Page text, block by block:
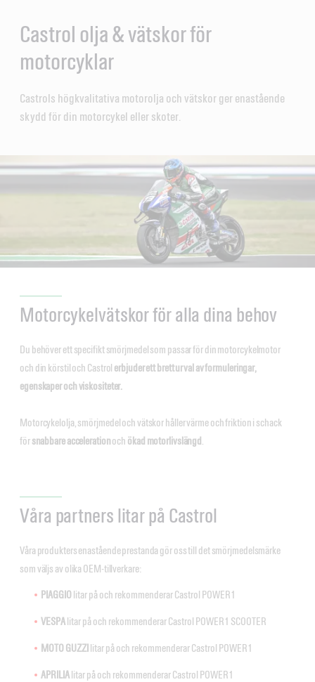
Castrol olja & vätskor för
motorcyklar
Castrols högkvalitativa motorolja och vätskor ger enastående
skydd för din motorcykel eller skoter.
Motorcykelvätskor för alla dina behov
Du behöver ett specifikt smörjmedel som passar för din motorcykelmotor
och din körstil och Castrol erbjuder ett brett urval av formuleringar,
egenskaper och viskositeter.
Motorcykelolja, smörjmedel och vätskor håller värme och friktion i schack
försnabbare accelerationoch ökad motorlivslängd
Våra partners litar på Castrol
Våra produkters enastående prestanda gör oss till det smörjmedelsmärke
som väljs av olika OEM-tillverkare:
PIAGGIO litar på och rekommenderar Castrol POWER1
VESPAlitar på och rekommenderar Castrol POWER1 SCOOTER
MOTO GUZZI litar på och rekommenderar Castrol POWER1
APRILIAlitar på och rekommenderar Castrol POWER1